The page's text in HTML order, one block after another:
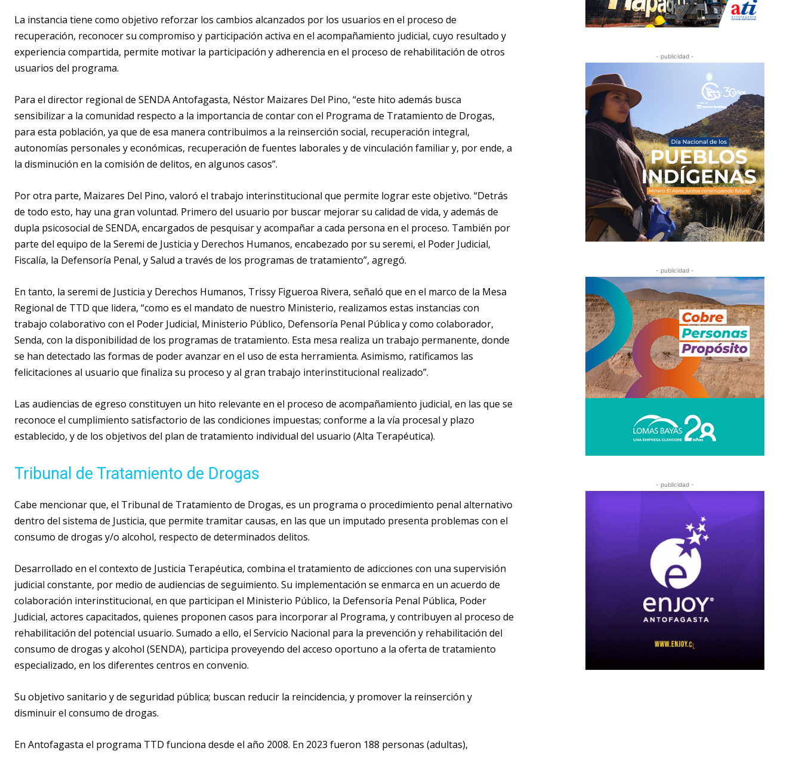
La instancia tiene como objetivo reforzar los cambios alcanzados por los usuarios en el proceso de
recuperación, reconocer su compromiso y participación activa en el acompañamiento judicial, cuyo resultado y
experiencia compartida, permite motivar la participación y adherencia en el proceso de rehabilitación de otros
usuarios del programa.
Para el director regional de SENDA Antofagasta, Néstor Maizares Del Pino, “este hito además busca
sensibilizar a la comunidad respecto a la importancia de contar con el Programa de Tratamiento de Drogas,
para esta población, ya que de esa manera contribuimos a la reinserción social, recuperación integral,
autonomías personales y económicas, recuperación de fuentes laborales y de vinculación familiar y, por ende, a
la disminución en la comisión de delitos, en algunos casos”.
Por otra parte, Maizares Del Pino, valoró el trabajo interinstitucional que permite lograr este objetivo. “Detrás
de todo esto, hay una gran voluntad. Primero del usuario por buscar mejorar su calidad de vida, y además de
dupla psicosocial de SENDA, encargados de pesquisar y acompañar a cada persona en el proceso. También por
parte del equipo de la Seremi de Justicia y Derechos Humanos, encabezado por su seremi, el Poder Judicial,
Fiscalía, la Defensoría Penal, y Salud a través de los programas de tratamiento”, agregó.
En tanto, la seremi de Justicia y Derechos Humanos, Trissy Figueroa Rivera, señaló que en el marco de la Mesa
Regional de TTD que lidera, “como es el mandato de nuestro Ministerio, realizamos estas instancias con
trabajo colaborativo con el Poder Judicial, Ministerio Público, Defensoría Penal Pública y como colaborador,
Senda, con la disponibilidad de los programas de tratamiento. Esta mesa realiza un trabajo permanente, donde
se han detectado las formas de poder avanzar en el uso de esta herramienta. Asimismo, ratificamos las
felicitaciones al usuario que finaliza su proceso y al gran trabajo interinstitucional realizado”.
Las audiencias de egreso constituyen un hito relevante en el proceso de acompañamiento judicial, en las que se
reconoce el cumplimiento satisfactorio de las condiciones impuestas; conforme a la vía procesal y plazo
establecido, y de los objetivos del plan de tratamiento individual del usuario (Alta Terapéutica).
Tribunal de Tratamiento de Drogas
Cabe mencionar que, el Tribunal de Tratamiento de Drogas, es un programa o procedimiento penal alternativo
dentro del sistema de Justicia, que permite tramitar causas, en las que un imputado presenta problemas con el
consumo de drogas y/o alcohol, respecto de determinados delitos.
Desarrollado en el contexto de Justicia Terapéutica, combina el tratamiento de adicciones con una supervisión
judicial constante, por medio de audiencias de seguimiento. Su implementación se enmarca en un acuerdo de
colaboración interinstitucional, en que participan el Ministerio Público, la Defensoría Penal Pública, Poder
Judicial, actores capacitados, quienes proponen casos para incorporar al Programa, y contribuyen al proceso de
rehabilitación del potencial usuario. Sumado a ello, el Servicio Nacional para la prevención y rehabilitación del
consumo de drogas y alcohol (SENDA), participa proveyendo del acceso oportuno a la oferta de tratamiento
especializado, en los diferentes centros en convenio.
Su objetivo sanitario y de seguridad pública; buscan reducir la reincidencia, y promover la reinserción y
disminuir el consumo de drogas.
En Antofagasta el programa TTD funciona desde el año 2008. En 2023 fueron 188 personas (adultas),
- publicidad -
- publicidad -
- publicidad -